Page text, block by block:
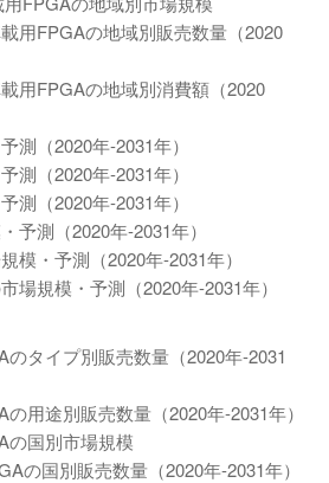
用FPGAの地域別販売数量（2020
用FPGAの地域別消費額（2020
測（2020年-2031年）
測（2020年-2031年）
測（2020年-2031年）
予測（2020年-2031年）
模・予測（2020年-2031年）
場規模・予測（2020年-2031年）
のタイプ別販売数量（2020年-2031
用途別販売数量（2020年-2031年）
の国別市場規模
の国別販売数量（2020年-2031年）